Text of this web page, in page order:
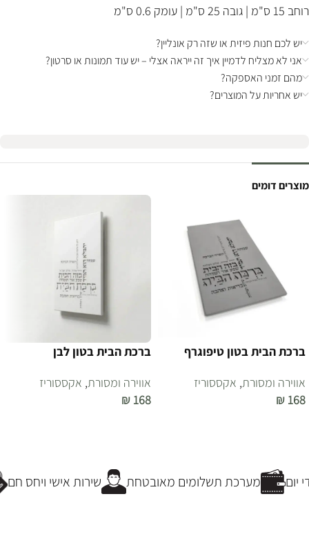
רוחב 15 ס"מ | גובה 25 ס"מ | עומק 0.6 ס"מ
יש לכם חנות פיזית או שזה רק אונליין?
אני לא מצליח לדמיין איך זה ייראה אצלי – יש עוד תמונות או סרטון?
מהם זמני האספקה?
יש אחריות על המוצרים?
מוצרים דומים
ברכת הבית בטון טיפוגרף
אווירה ומסורת, אקססוריז
₪ 168
ברכת הבית בטון לבן
אווירה ומסורת, אקססוריז
₪ 168
שירות אישי ויחס חם מערכת תשלומים מאובטחת